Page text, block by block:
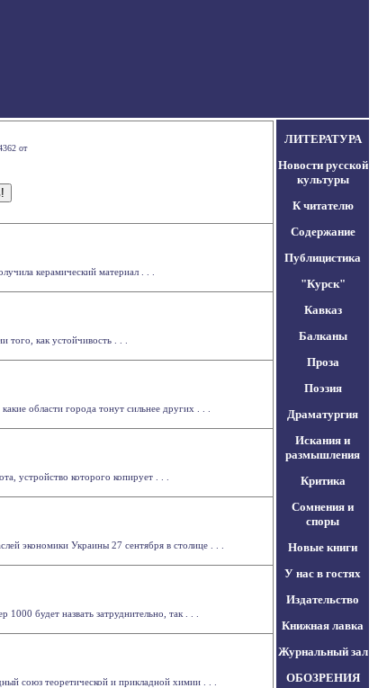
от
керамический материал . . .
как устойчивость . . .
области города тонут сильнее других . . .
устройство которого копирует . . .
экономики Украины 27 сентября в столице . . .
будет назвать затруднительно, так . . .
союз теоретической и прикладной химии . . .
ЛИТЕРАТУРА
Новости русской
культуры
К читателю
Содержание
Публицистика
"Курск"
Кавказ
Балканы
Проза
Поэзия
Драматургия
Искания и
размышления
Критика
Сомнения и
споры
Новые книги
У нас в гостях
Издательство
Книжная лавка
Журнальный зал
ОБОЗРЕНИЯ